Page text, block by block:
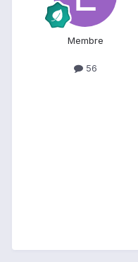
Membre
56